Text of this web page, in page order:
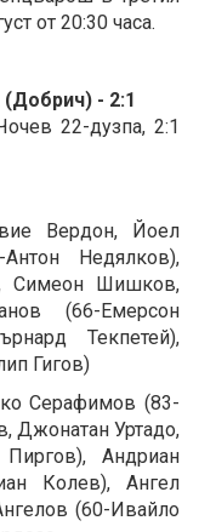
от 20:30 часа.
- 2:1
22-дузпа, 2:1
Вердон, Йоел
Недялков),
Симеон Шишков,
(66-Емерсон
Текпетей),
Гигов)
Серафимов (83-
Джонатан Уртадо,
Андриан
Колев), Ангел
(60-Ивайло